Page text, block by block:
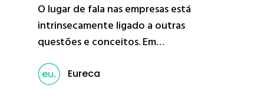
O lugar de fala nas empresas está
intrinsecamente ligado a outras
questões e conceitos. Em…
Eureca